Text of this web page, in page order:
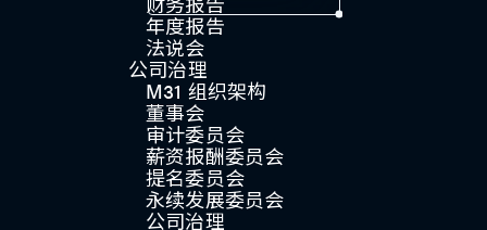
年度报告
法说会
公司治理
M31 组织架构
董事会
审计委员会
薪资报酬委员会
提名委员会
永续发展委员会
公司治理